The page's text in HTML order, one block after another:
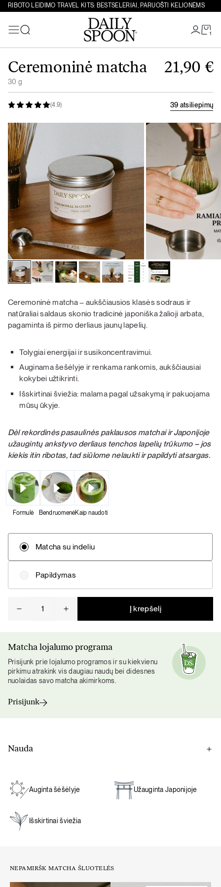
RIBOTO LEIDIMO TRAVEL KITS: BESTSELERIAI, PARUOŠTI KELIONĖMS
1
Paieška
(4.9) 39 atsiliepimų
Ceremoninė matcha
30 g
21,90 €
Ceremoninė matcha – aukščiausios klasės sodraus ir
natūraliai saldaus skonio tradicinė japoniška žalioji arbata,
pagaminta iš pirmo derliaus jaunų lapelių.
Tolygiai energijai ir susikoncentravimui.
Auginama šešėlyje ir renkama rankomis, aukščiausiai
kokybei užtikrinti.
Išskirtinai šviežia: malama pagal užsakymą ir pakuojama
mūsų ūkyje.
Dėl rekordinės pasaulinės paklausos matchai ir Japonijoje
užaugintų ankstyvo derliaus tenchos lapelių trūkumo – jos
kiekis itin ribotas, tad siūlome nelaukti ir papildyti atsargas.
Formulė BendruomenėKaip naudoti
Matcha su indeliu
Papildymas
kiekis:
Į krepšelį
Matcha lojalumo programa
Prisijunk prie lojalumo programos ir su kiekvienu
pirkimu atrakink vis daugiau naudų bei didesnes
nuolaidas savo matcha akimirkoms.
Prisijunk
Nauda
matcha yra malama pagal užsakymą ir supakuojama
pačiame ūkyje, taip siekiant išlaikyti išskirtinį šviežumą,
aromatą bei skonį geriausiai patirčiai.
Energijos ir produktyvumo šaltinis
Auginta šėšėlyje Užauginta Japonijoje
Išskirtinai šviežia
NEPAMIRŠK MATCHA ŠLUOTELĖS